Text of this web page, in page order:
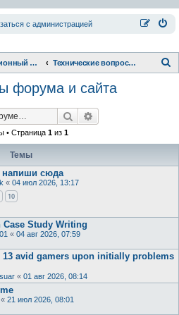
с администрацией
Информационный раздел Технические вопросы форума и сайта
форума и сайта
Поиск
• Страница 1из 1
Темы
напиши сюда
« 04 июл 2026, 13:17
10
Case Study Writing
« 04 авг 2026, 07:59
13 avid gamers upon initially problems
« 01 авг 2026, 08:14
« 21 июл 2026, 08:01